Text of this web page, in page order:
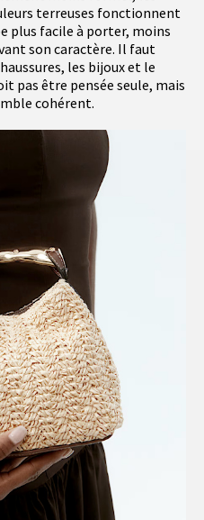
terreuses fonctionnent
plus facile à porter, moins
son caractère. Il faut
les bijoux et le
pas être pensée seule, mais
cohérent.